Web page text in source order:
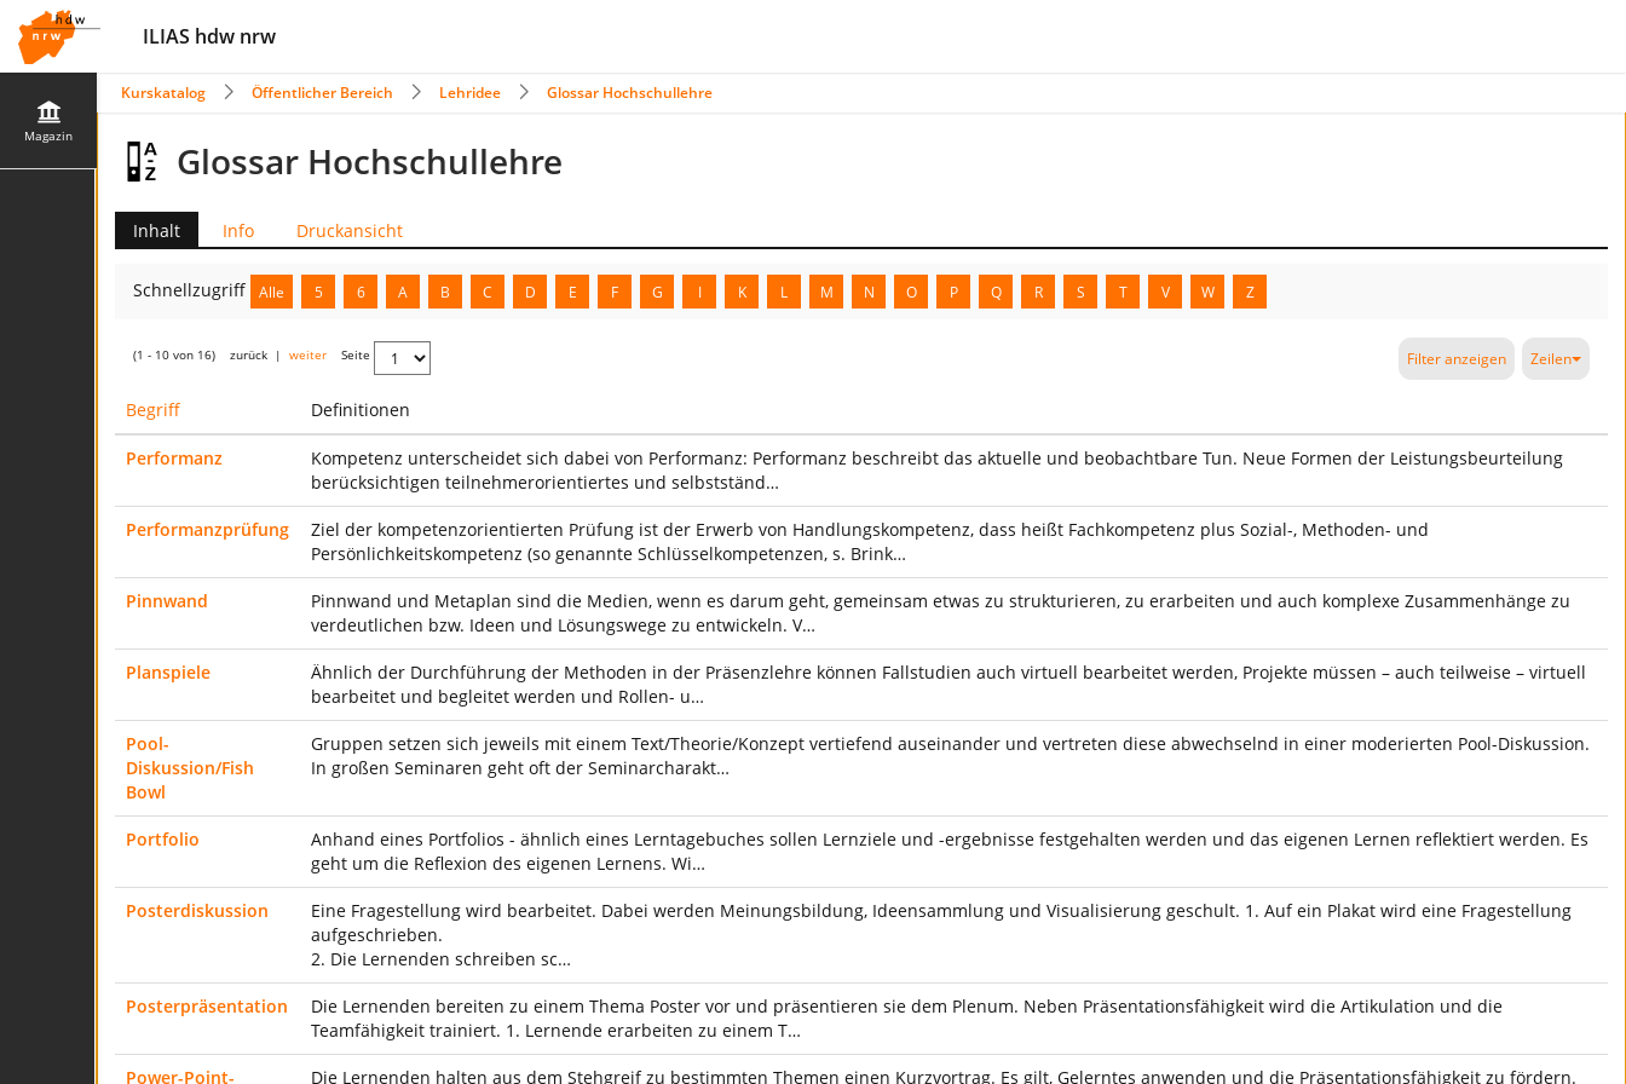
ILIAS hdw nrw
Magazin
Kurskatalog Öffentlicher Bereich Lehridee Glossar Hochschullehre
Glossar Hochschullehre
Inhalt Info Druckansicht
Schnellzugriff Alle 5 6 A B C D E F G I K L M N O P Q R S T V W Z
(1 - 10 von 16) zurück | weiter Seite Filter anzeigen Zeilen
Begriff Definitionen
Performanz
Kompetenz unterscheidet sich dabei von Performanz: Performanz beschreibt das aktuelle und beobachtbare Tun. Neue Formen der Leistungsbeurteilung
berücksichtigen teilnehmerorientiertes und selbstständ…
Performanzprüfung
Ziel der kompetenzorientierten Prüfung ist der Erwerb von Handlungskompetenz, dass heißt Fachkompetenz plus Sozial-, Methoden- und
Persönlichkeitskompetenz (so genannte Schlüsselkompetenzen, s. Brink…
Pinnwand
Pinnwand und Metaplan sind die Medien, wenn es darum geht, gemeinsam etwas zu strukturieren, zu erarbeiten und auch komplexe Zusammenhänge zu
verdeutlichen bzw. Ideen und Lösungswege zu entwickeln. V…
Planspiele
Ähnlich der Durchführung der Methoden in der Präsenzlehre können Fallstudien auch virtuell bearbeitet werden, Projekte müssen – auch teilweise – virtuell
bearbeitet und begleitet werden und Rollen- u…
Pool-
Diskussion/Fish
Bowl
Gruppen setzen sich jeweils mit einem Text/Theorie/Konzept vertiefend auseinander und vertreten diese abwechselnd in einer moderierten Pool-Diskussion.
In großen Seminaren geht oft der Seminarcharakt…
Portfolio
Anhand eines Portfolios - ähnlich eines Lerntagebuches sollen Lernziele und -ergebnisse festgehalten werden und das eigenen Lernen reflektiert werden. Es
geht um die Reflexion des eigenen Lernens. Wi…
Posterdiskussion
Eine Fragestellung wird bearbeitet. Dabei werden Meinungsbildung, Ideensammlung und Visualisierung geschult. 1. Auf ein Plakat wird eine Fragestellung
aufgeschrieben.
2. Die Lernenden schreiben sc…
Posterpräsentation
Die Lernenden bereiten zu einem Thema Poster vor und präsentieren sie dem Plenum. Neben Präsentationsfähigkeit wird die Artikulation und die
Teamfähigkeit trainiert. 1. Lernende erarbeiten zu einem T…
Power-Point- Die Lernenden halten aus dem Stehgreif zu bestimmten Themen einen Kurzvortrag. Es gilt, Gelerntes anwenden und die Präsentationsfähigkeit zu fördern.